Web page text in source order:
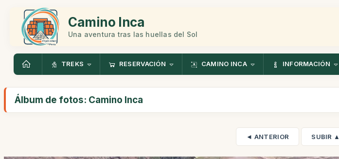
Camino Inca
Una aventura tras las huellas del Sol
TREKS RESERVACIÓN CAMINO INCA INFORMACIÓN
Álbum de fotos: Camino Inca
◄ ANTERIOR SUBIR ▲